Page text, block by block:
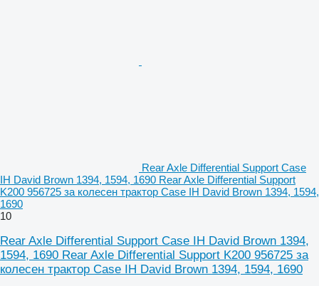
Rear Axle Differential Support Case
IH David Brown 1394, 1594, 1690 Rear Axle Differential Support
K200 956725 за колесен трактор Case IH David Brown 1394, 1594,
1690
10
Rear Axle Differential Support Case IH David Brown 1394,
1594, 1690 Rear Axle Differential Support K200 956725 за
колесен трактор Case IH David Brown 1394, 1594, 1690